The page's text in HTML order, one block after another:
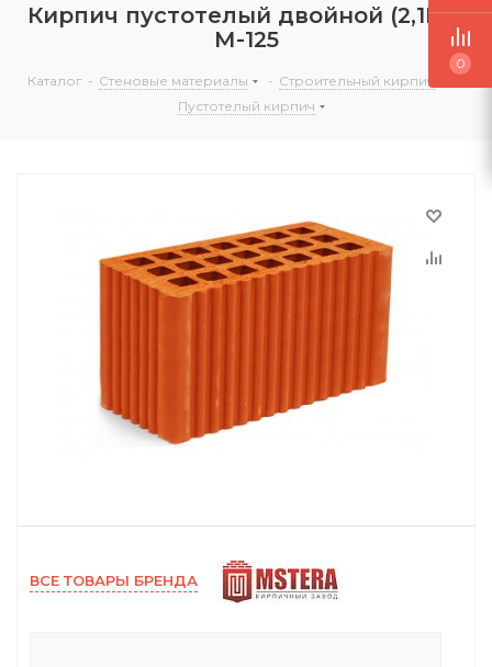
Кирпич пустотелый двойной (2,1NF)
М-125
Каталог - Стеновые материалы - Строительный кирпич
-
Пустотелый кирпич
ВСЕ ТОВАРЫ БРЕНДА
0